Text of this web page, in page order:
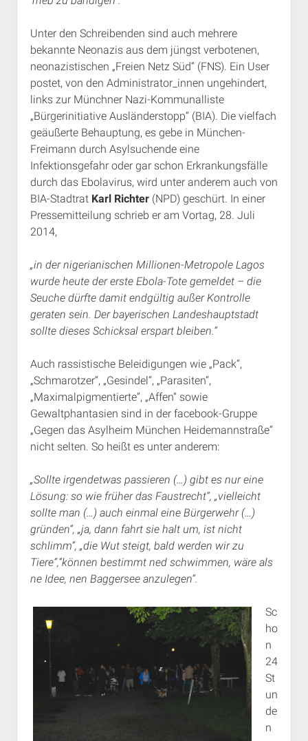
Unter den Schreibenden sind auch mehrere
bekannte Neonazis aus dem jüngst verbotenen,
neonazistischen „Freien Netz Süd“ (FNS). Ein User
postet, von den Administrator_innen ungehindert,
links zur Münchner Nazi-Kommunalliste
„Bürgerinitiative Ausländerstopp“ (BIA). Die vielfach
geäußerte Behauptung, es gebe in München-
Freimann durch Asylsuchende eine
Infektionsgefahr oder gar schon Erkrankungsfälle
durch das Ebolavirus, wird unter anderem auch von
BIA-Stadtrat Karl Richter(NPD) geschürt. In einer
Pressemitteilung schrieb er am Vortag, 28. Juli
2014,
„in der nigerianischen Millionen-Metropole Lagos
wurde heute der erste Ebola-Tote gemeldet – die
Seuche dürfte damit endgültig außer Kontrolle
geraten sein. Der bayerischen Landeshauptstadt
sollte dieses Schicksal erspart bleiben.“
Auch rassistische Beleidigungen wie „Pack“,
„Schmarotzer“, „Gesindel“, „Parasiten“,
„Maximalpigmentierte“, „Affen“ sowie
Gewaltphantasien sind in der facebook-Gruppe
„Gegen das Asylheim München Heidemannstraße“
nicht selten. So heißt es unter anderem:
„Sollte irgendetwas passieren (…) gibt es nur eine
Lösung: so wie früher das Faustrecht“, „vielleicht
sollte man (…) auch einmal eine Bürgerwehr (…)
gründen“, „ja, dann fahrt sie halt um, ist nicht
schlimm“, „die Wut steigt, bald werden wir zu
Tiere“,“können bestimmt ned schwimmen, wäre als
ne Idee, nen Baggersee anzulegen“.
Sc
ho
n
24
St
un
de
n